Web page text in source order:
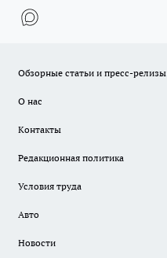
Обзорные статьи и пресс-релизы
О нас
Контакты
Редакционная политика
Условия труда
Авто
Новости